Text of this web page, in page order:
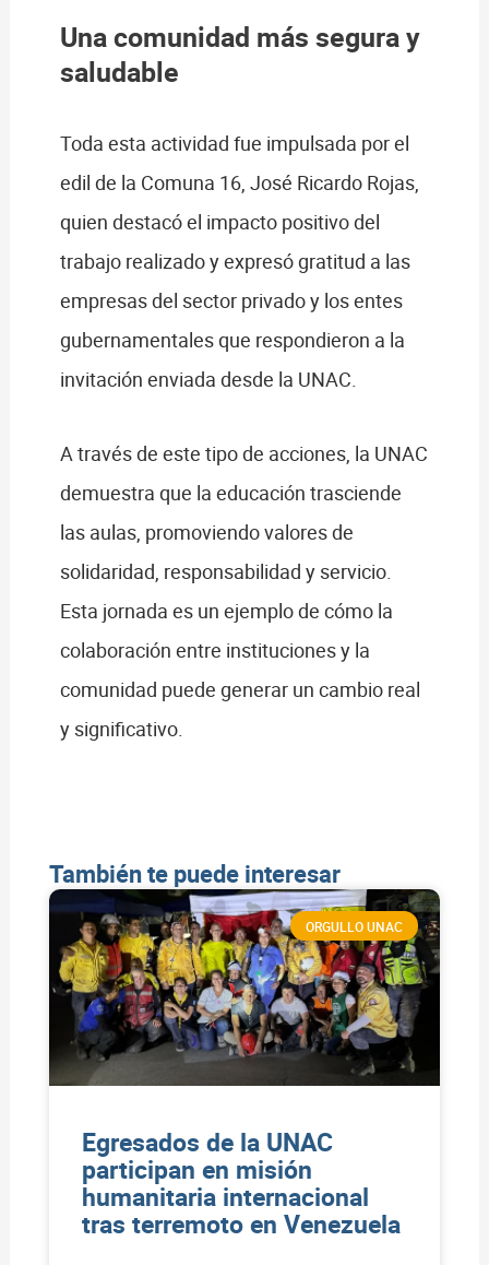
Una comunidad más segura y
saludable
Toda esta actividad fue impulsada por el
edil de la Comuna 16, José Ricardo Rojas,
quien destacó el impacto positivo del
trabajo realizado y expresó gratitud a las
empresas del sector privado y los entes
gubernamentales que respondieron a la
invitación enviada desde la UNAC.
A través de este tipo de acciones, la UNAC
demuestra que la educación trasciende
las aulas, promoviendo valores de
solidaridad, responsabilidad y servicio.
Esta jornada es un ejemplo de cómo la
colaboración entre instituciones y la
comunidad puede generar un cambio real
y significativo.
También te puede interesar
ORGULLO UNAC
Egresados de la UNAC
participan en misión
humanitaria internacional
tras terremoto en Venezuela